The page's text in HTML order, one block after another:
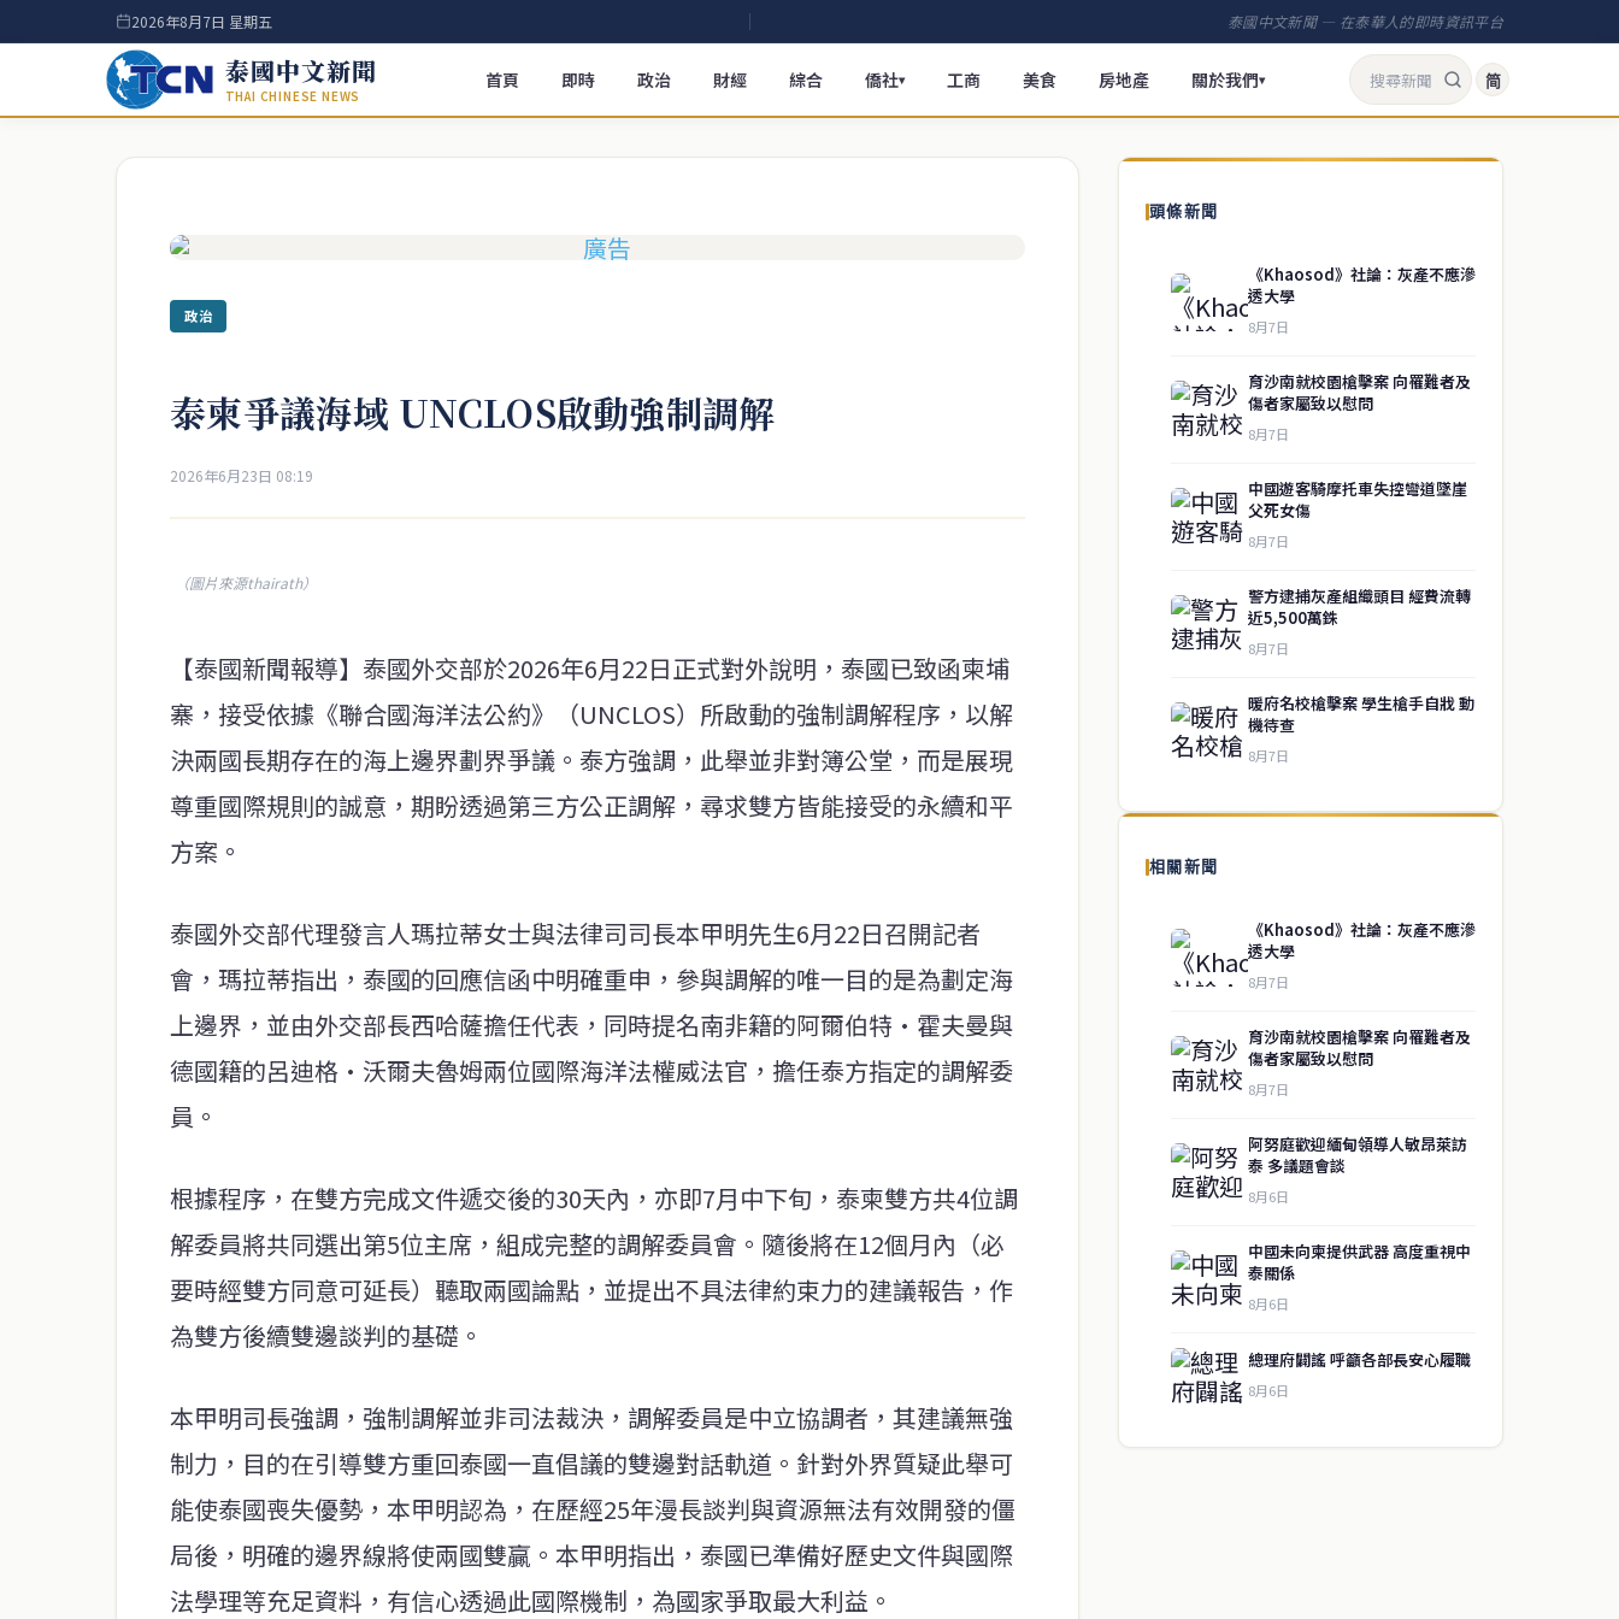
2026年8月7日 星期五 泰國中文新聞 — 在泰華人的即時資訊平台
泰國中文新聞
THAI CHINESE NEWS
首頁 即時 政治 財經 綜合 僑社▾ 工商 美食 房地產 關於我們▾ 简
政治
泰柬爭議海域 UNCLOS啟動強制調解
2026年6月23日 08:19
（圖片來源thairath）
【泰國新聞報導】泰國外交部於2026年6月22日正式對外說明，泰國已致函柬埔
寨，接受依據《聯合國海洋法公約》（UNCLOS）所啟動的強制調解程序，以解
決兩國長期存在的海上邊界劃界爭議。泰方強調，此舉並非對簿公堂，而是展現
尊重國際規則的誠意，期盼透過第三方公正調解，尋求雙方皆能接受的永續和平
方案。
泰國外交部代理發言人瑪拉蒂女士與法律司司長本甲明先生6月22日召開記者
會，瑪拉蒂指出，泰國的回應信函中明確重申，參與調解的唯一目的是為劃定海
上邊界，並由外交部長西哈薩擔任代表，同時提名南非籍的阿爾伯特·霍夫曼與
德國籍的呂迪格·沃爾夫魯姆兩位國際海洋法權威法官，擔任泰方指定的調解委
員。
根據程序，在雙方完成文件遞交後的30天內，亦即7月中下旬，泰柬雙方共4位調
解委員將共同選出第5位主席，組成完整的調解委員會。隨後將在12個月內（必
要時經雙方同意可延長）聽取兩國論點，並提出不具法律約束力的建議報告，作
為雙方後續雙邊談判的基礎。
本甲明司長強調，強制調解並非司法裁決，調解委員是中立協調者，其建議無強
制力，目的在引導雙方重回泰國一直倡議的雙邊對話軌道。針對外界質疑此舉可
能使泰國喪失優勢，本甲明認為，在歷經25年漫長談判與資源無法有效開發的僵
局後，明確的邊界線將使兩國雙贏。本甲明指出，泰國已準備好歷史文件與國際
法學理等充足資料，有信心透過此國際機制，為國家爭取最大利益。
頭條新聞
《Khaosod》社論：灰產不應滲
透大學
8月7日
育沙南就校園槍擊案 向罹難者及
傷者家屬致以慰問
8月7日
中國遊客騎摩托車失控彎道墜崖
父死女傷
8月7日
警方逮捕灰產組織頭目 經費流轉
近5,500萬銖
8月7日
暖府名校槍擊案 學生槍手自戕 動
機待查
8月7日
相關新聞
《Khaosod》社論：灰產不應滲
透大學
8月7日
育沙南就校園槍擊案 向罹難者及
傷者家屬致以慰問
8月7日
阿努庭歡迎緬甸領導人敏昂萊訪
泰 多議題會談
8月6日
中國未向柬提供武器 高度重視中
泰關係
8月6日
總理府闢謠 呼籲各部長安心履職
8月6日